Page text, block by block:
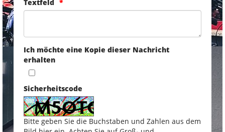
Textfeld
Ich möchte eine Kopie dieser Nachricht
erhalten
Sicherheitscode
Bitte geben Sie die Buchstaben und Zahlen aus dem